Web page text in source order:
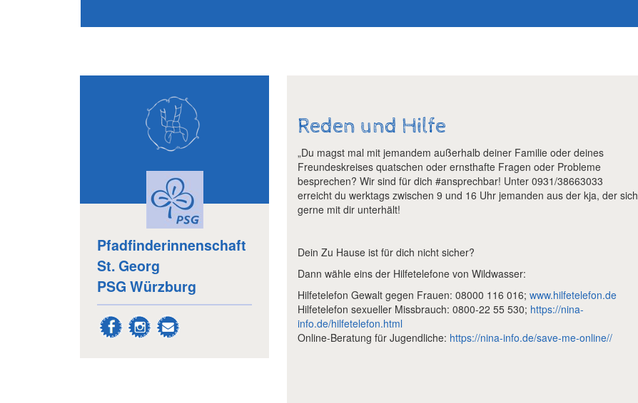
Reden und Hilfe
„Du magst mal mit jemandem außerhalb deiner Familie oder deines
Freundeskreises quatschen oder ernsthafte Fragen oder Probleme
besprechen? Wir sind für dich #ansprechbar! Unter 0931/38663033
erreicht du werktags zwischen 9 und 16 Uhr jemanden aus der kja, der sich
gerne mit dir unterhält!
Dein Zu Hause ist für dich nicht sicher?
Dann wähle eins der Hilfetelefone von Wildwasser:
Hilfetelefon Gewalt gegen Frauen: 08000 116 016; www.hilfetelefon.de
Hilfetelefon sexueller Missbrauch: 0800-22 55 530; https://nina-
info.de/hilfetelefon.html
Online-Beratung für Jugendliche: https://nina-info.de/save-me-online//
Pfadfinderinnenschaft
St. Georg
PSG Würzburg